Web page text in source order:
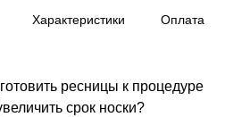
Характеристики Оплата
ресницы к процедуре
срок носки?